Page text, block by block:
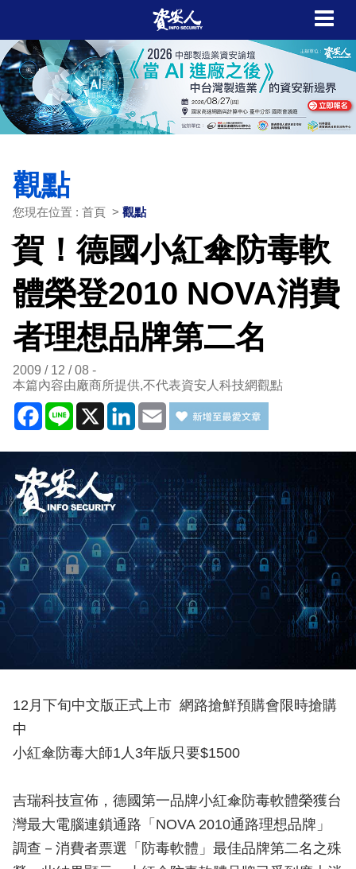
觀點
您現在位置 : 首頁 > 觀點
賀！德國小紅傘防毒軟
體榮登2010 NOVA消費
者理想品牌第二名
2009 / 12 / 08
本篇內容由廠商所提供,不代表資安人科技網觀點
Facebook
Line X LinkedIn
Email
12月下旬中文版正式上市 網路搶鮮預購會限時搶購
中
小紅傘防毒大師1人3年版只要$1500
吉瑞科技宣佈，德國第一品牌小紅傘防毒軟體榮獲台
灣最大電腦連鎖通路「NOVA 2010通路理想品牌」
調查－消費者票選「防毒軟體」最佳品牌第二名之殊